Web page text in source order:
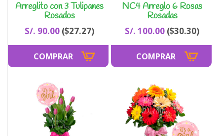
Arreglito con 3 Tulipanes
Rosados
S/. 90.00($27.27)
NC4 Arreglo 6 Rosas
Rosadas
S/. 100.00 ($30.30)